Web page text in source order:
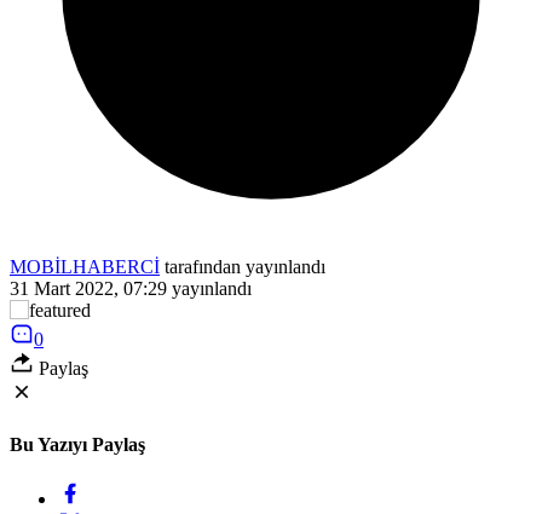
MOBİLHABERCİ tarafından yayınlandı
31 Mart 2022, 07:29 yayınlandı
0
Paylaş
Bu Yazıyı Paylaş